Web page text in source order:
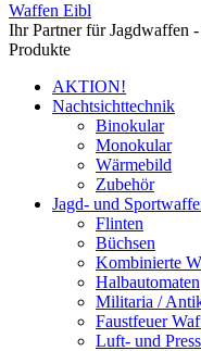
Waffen Eibl
Ihr Partner für Jagdwaffen
Produkte
AKTION!
Nachtsichttechnik
Binokular
Monokular
Wärmebild
Zubehör
Jagd- und
Flinten
Büchsen
Kombinierte
Halbautomaten
Militaria /
Faustfeuer
Luft- und